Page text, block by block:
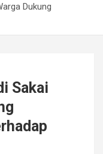
Dukung
Sakai